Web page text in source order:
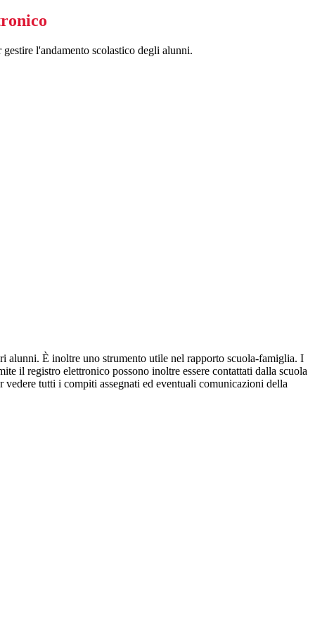
l'andamento scolastico degli alunni.
alunni. È inoltre uno strumento utile nel rapporto scuola-famiglia. I
il registro elettronico possono inoltre essere contattati dalla scuola
tutti i compiti assegnati ed eventuali comunicazioni della